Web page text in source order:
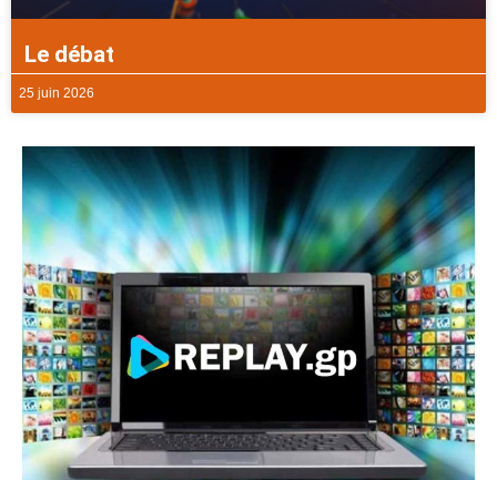
Le débat
25 juin 2026